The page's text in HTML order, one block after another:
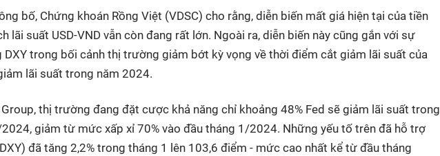
bố, Chứng khoán Rồng Việt (VDSC) cho rằng, diễn biến mất giá hiện tại của tiền
lãi suất USD-VND vẫn còn đang rất lớn. Ngoài ra, diễn biến này cũng gắn với sự
DXY trong bối cảnh thị trường giảm bớt kỳ vọng về thời điểm cắt giảm lãi suất của
lãi suất trong năm 2024.
thị trường đang đặt cược khả năng chỉ khoảng 48% Fed sẽ giảm lãi suất trong
giảm từ mức xấp xỉ 70% vào đầu tháng 1/2024. Những yếu tố trên đã hỗ trợ
đã tăng 2,2% trong tháng 1 lên 103,6 điểm - mức cao nhất kể từ đầu tháng